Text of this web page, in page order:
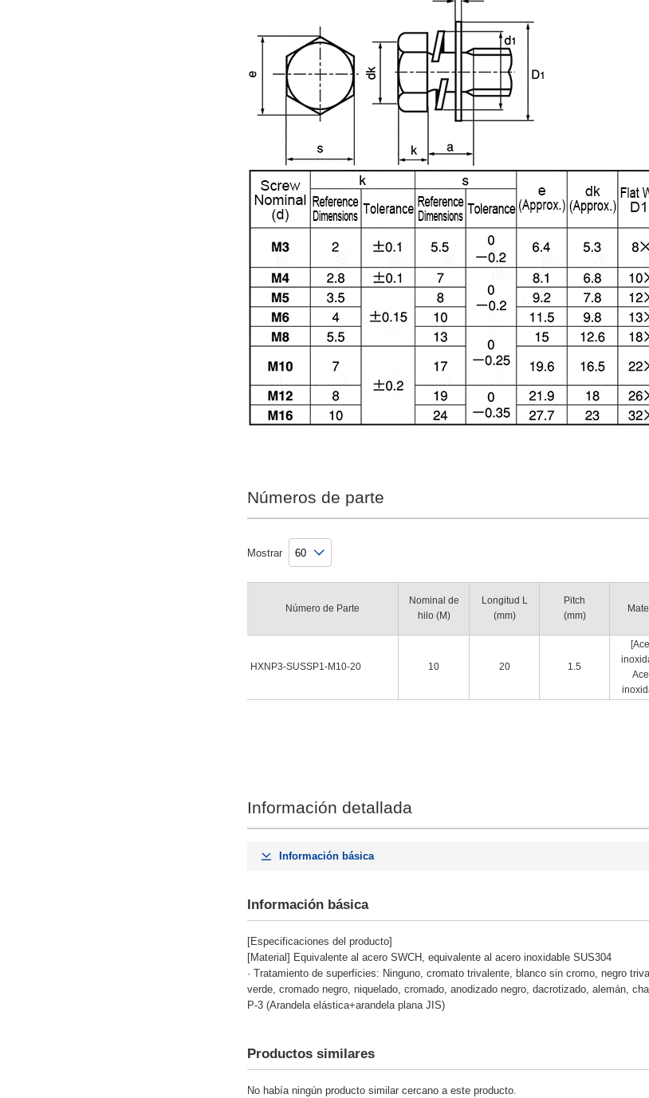
Números de parte
Mostrar
Número de Parte
HXNP3-SUSSP1-M10-20
Nominal de
hilo (M)
Longitud L
(mm)
Pitch
(mm)
10 20 1.5
Información detallada
Información básica
Información básica
[Especificaciones del producto]
[Material] Equivalente al acero SWCH, equivalente al acero inoxidable SUS304
· Tratamiento de superficies: Ninguno, cromato trivalente, blanco sin cromo, negro
verde, cromado negro, niquelado, cromado, anodizado negro, dacrotizado, alemán,
P-3 (Arandela elástica+arandela plana JIS)
Productos similares
No había ningún producto similar cercano a este producto.